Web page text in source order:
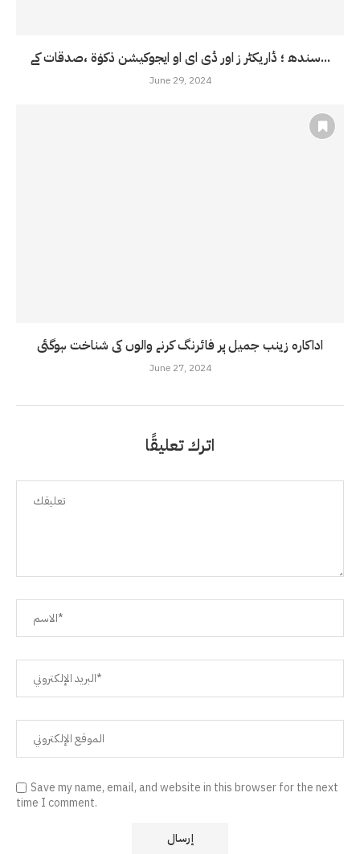
سندھ ؛ ڈاریکٹر ز اور ڈی ای او ایجوکیشن ذکوٰۃ ،صدقات کے...
June 29, 2024
اداکارہ زینب جمیل پر فائرنگ کرنے والوں کی شناخت ہوگئی
June 27, 2024
اترك تعليقًا
Save my name, email, and website in this browser for the next
time I comment.